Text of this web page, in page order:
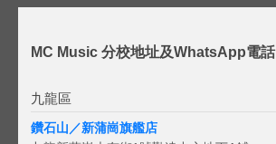
MC Music 分校地址及WhatsApp電話
九龍區
鑽石山／新蒲崗旗艦店